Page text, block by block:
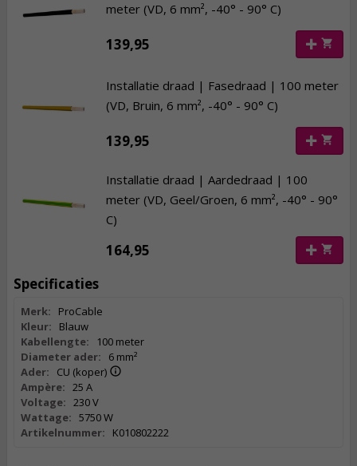
meter (VD, 6 mm², -40° - 90° C)
139,95
Installatie draad | Fasedraad | 100 meter
(VD, Bruin, 6 mm², -40° - 90° C)
139,95
Installatie draad | Aardedraad | 100
meter (VD, Geel/Groen, 6 mm², -40° - 90°
C)
164,95
Specificaties
Merk:
ProCable
Kleur:
Blauw
Kabellengte:
100 meter
Diameter ader:
6 mm²
Ader:
CU (koper)
Ampère: 25 A
Voltage: 230 V
Wattage: 5750 W
Artikelnummer:
K010802222